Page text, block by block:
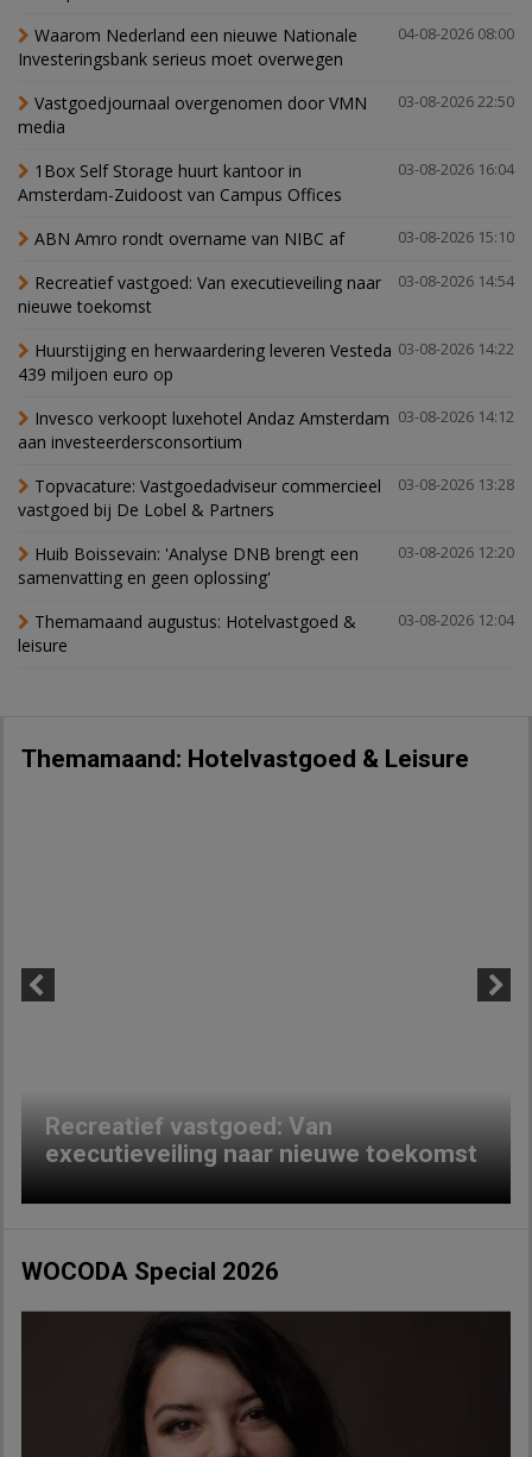
04-08-2026 08:00
Waarom Nederland een nieuwe Nationale
Investeringsbank serieus moet overwegen
03-08-2026 22:50
Vastgoedjournaal overgenomen door VMN
media
03-08-2026 16:04
1Box Self Storage huurt kantoor in
Amsterdam-Zuidoost van Campus Offices
03-08-2026 15:10
ABN Amro rondt overname van NIBC af
03-08-2026 14:54
Recreatief vastgoed: Van executieveiling naar
nieuwe toekomst
03-08-2026 14:22
Huurstijging en herwaardering leveren Vesteda
439 miljoen euro op
03-08-2026 14:12
Invesco verkoopt luxehotel Andaz Amsterdam
aan investeerdersconsortium
03-08-2026 13:28
Topvacature: Vastgoedadviseur commercieel
vastgoed bij De Lobel & Partners
03-08-2026 12:20
Huib Boissevain: 'Analyse DNB brengt een
samenvatting en geen oplossing'
03-08-2026 12:04
Themamaand augustus: Hotelvastgoed &
leisure
Themamaand: Hotelvastgoed & Leisure
Recreatief vastgoed: Van
executieveiling naar nieuwe toekomst
WOCODA Special 2026